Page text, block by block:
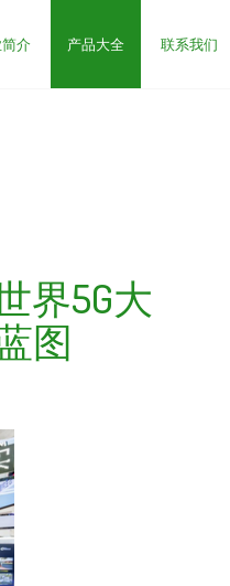
介 产品大全 联系我们
界5G大
图